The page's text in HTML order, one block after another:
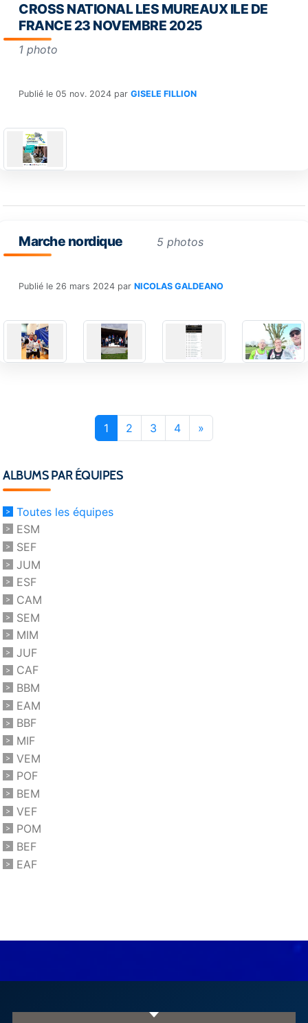
CROSS NATIONAL LES MUREAUX ILE DE
FRANCE 23 NOVEMBRE 2025
1 photo
Publié le 05 nov. 2024 par GISELE FILLION
Marche nordique 5 photos
Publié le 26 mars 2024 par NICOLAS GALDEANO
1 2 3 4 »
ALBUMS PAR ÉQUIPES
Toutes les équipes
ESM
SEF
JUM
ESF
CAM
SEM
MIM
JUF
CAF
BBM
EAM
BBF
MIF
VEM
POF
BEM
VEF
POM
BEF
EAF